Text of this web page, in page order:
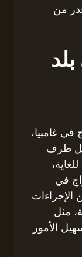
من
في غامبيا،
كل طرف
في
الإجراءات
مثل
الأمور